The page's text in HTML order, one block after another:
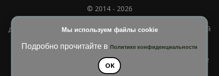
Мы используем файлы cookie
Подробно прочитайте в Политике конфиденциальности
OK
© 2014 - 2026
Полное или частичное использование материала
допускается только при наличии активной и индексируемой
Blossom Diva | РазработанаТемы Blossom
. На платформе
WordPress